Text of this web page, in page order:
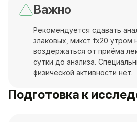
Важно
Рекомендуется сдавать
злаковых, микст fx20 утром
воздержаться от приёма
сутки до анализа.
физической активности нет.
Подготовка к